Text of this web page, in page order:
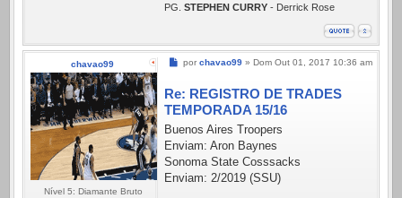
PG. STEPHEN CURRY - Derrick Rose
chavao99
Nível 5: Diamante Bruto
Mensagem
por chavao99 » Dom Out 01, 2017 10:36 am
Re: REGISTRO DE TRADES
TEMPORADA 15/16
Buenos Aires Troopers
Enviam: Aron Baynes
Sonoma State Cosssacks
Enviam: 2/2019 (SSU)